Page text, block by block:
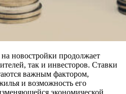
новостройки продолжает
так и инвесторов. Ставки
важным фактором,
и возможность его
экономической